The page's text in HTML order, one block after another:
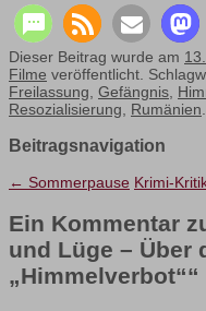
Dieser Beitrag wurde am
Filme veröffentlicht.
Freilassung Gefängnis
Resozialisierung
Rumänien
Beitragsnavigation
← Sommerpause Krimi-
Ein Kommentar
und Lüge – Über
„Himmelverbot““